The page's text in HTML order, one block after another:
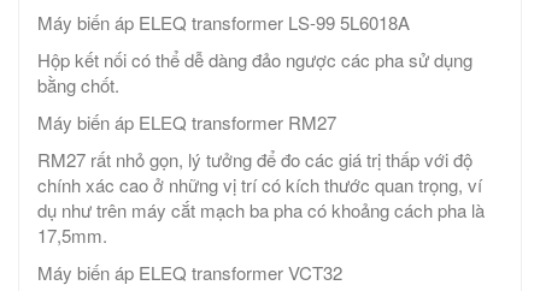
Máy biến áp ELEQ transformer LS-99 5L6018A
Hộp kết nối có thể dễ dàng đảo ngược các pha sử dụng
bằng chốt.
Máy biến áp ELEQ transformer RM27
RM27 rất nhỏ gọn, lý tưởng để đo các giá trị thấp với độ
chính xác cao ở những vị trí có kích thước quan trọng, ví
dụ như trên máy cắt mạch ba pha có khoảng cách pha là
17,5mm.
Máy biến áp ELEQ transformer VCT32